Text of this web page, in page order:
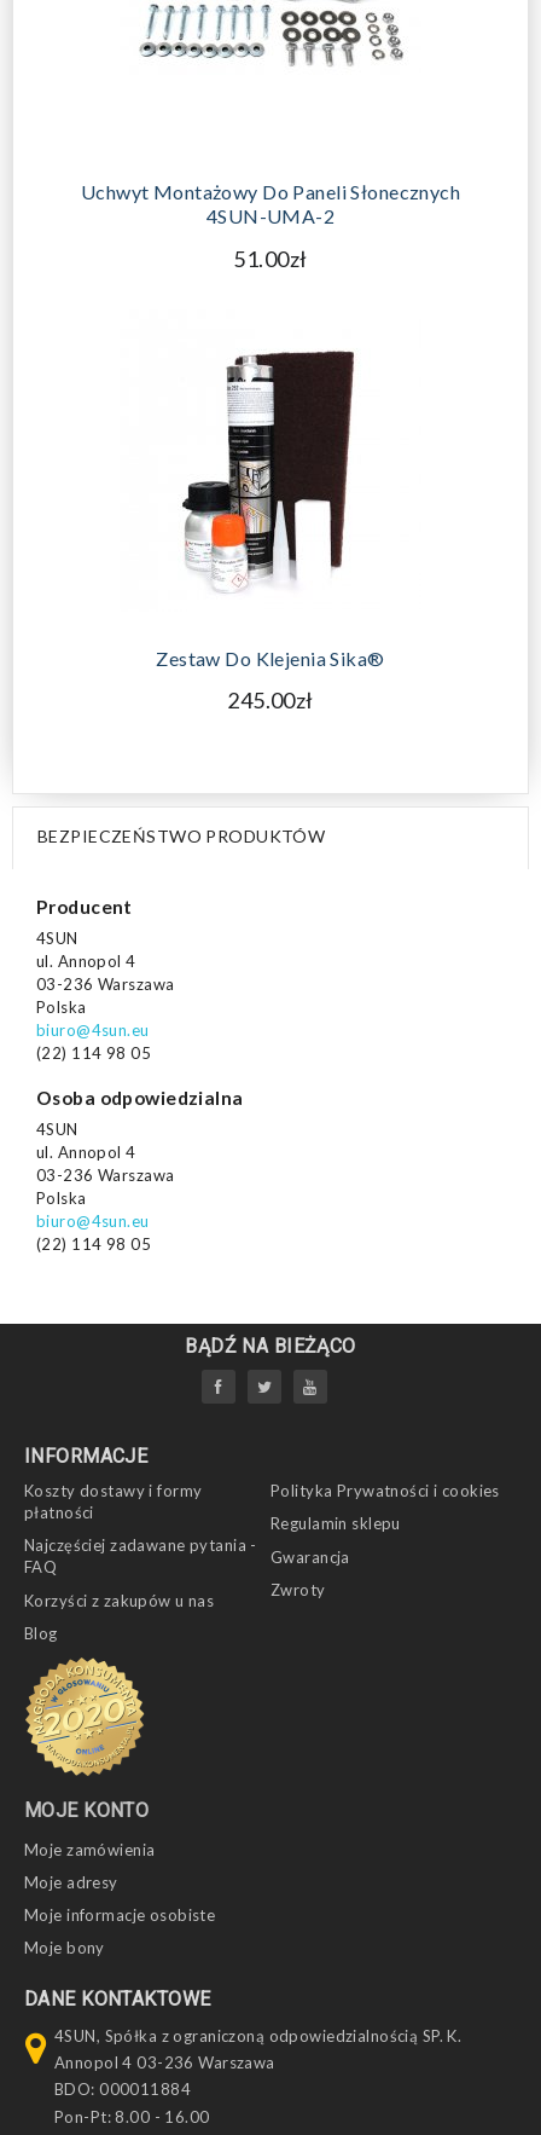
Uchwyt Montażowy Do Paneli Słonecznych
4SUN-UMA-2
51.00zł
Zestaw Do Klejenia Sika®
245.00zł
BEZPIECZEŃSTWO PRODUKTÓW
Producent
4SUN
ul. Annopol 4
03-236 Warszawa
Polska
biuro@4sun.eu
(22) 114 98 05
Osoba odpowiedzialna
4SUN
ul. Annopol 4
03-236 Warszawa
Polska
biuro@4sun.eu
(22) 114 98 05
BĄDŹ NA BIEŻĄCO
INFORMACJE
Koszty dostawy i formy
płatności
Najczęściej zadawane pytania -
FAQ
Korzyści z zakupów u nas
Blog
Polityka Prywatności i cookies
Regulamin sklepu
Gwarancja
Zwroty
MOJE KONTO
Moje zamówienia
Moje adresy
Moje informacje osobiste
Moje bony
DANE KONTAKTOWE
4SUN, Spółka z ograniczoną odpowiedzialnością SP. K.
Annopol 4 03-236 Warszawa
BDO: 000011884
Pon-Pt: 8.00 - 16.00